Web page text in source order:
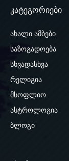
კატეგორიები
ახალი ამბები
საზოგადოება
სხვადასხვა
რელიგია
მსოფლიო
ასტროლოგია
ბლოგი